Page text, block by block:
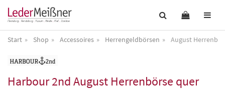
Start Shop Accessoires Herrengeldbörsen August
Harbour 2ndAugust Herrenbörse quer